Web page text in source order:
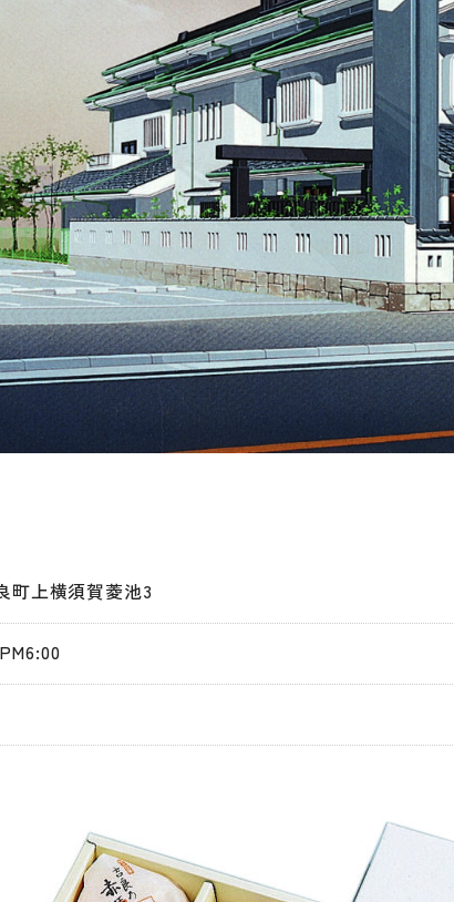
町上横須賀菱池3